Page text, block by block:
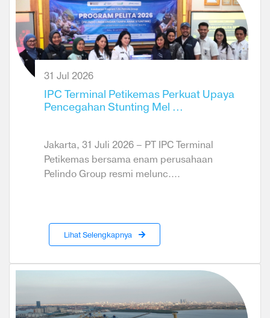
31 Jul 2026
IPC Terminal Petikemas Perkuat Upaya
Pencegahan Stunting Mel ...
Jakarta, 31 Juli 2026 – PT IPC Terminal
Petikemas bersama enam perusahaan
Pelindo Group resmi melunc....
Lihat Selengkapnya